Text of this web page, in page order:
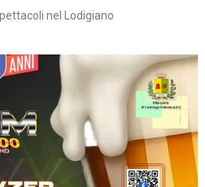
nel Lodigiano